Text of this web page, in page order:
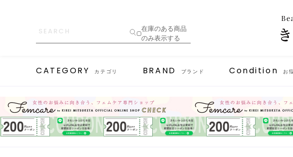
在庫のある商品
のみ表示する
CATEGORY カテゴリ BRAND ブランド Condition お